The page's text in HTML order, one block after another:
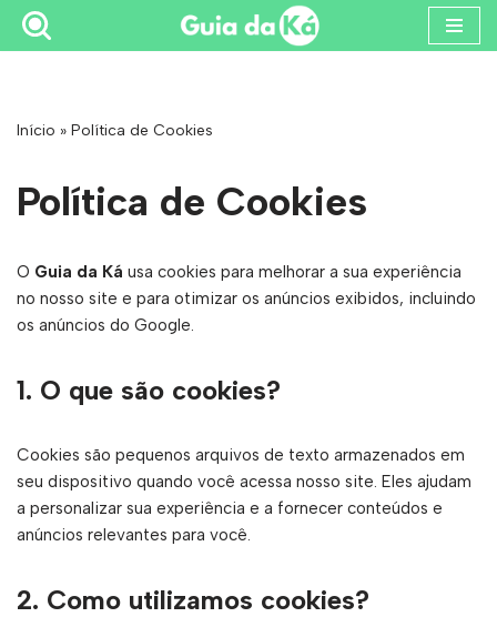
conteúdo
Início » Política de Cookies
Política de Cookies
O Guia da Ká usa cookies para melhorar a sua experiência
no nosso site e para otimizar os anúncios exibidos, incluindo
os anúncios do Google.
1. O que são cookies?
Cookies são pequenos arquivos de texto armazenados em
seu dispositivo quando você acessa nosso site. Eles ajudam
a personalizar sua experiência e a fornecer conteúdos e
anúncios relevantes para você.
2. Como utilizamos cookies?